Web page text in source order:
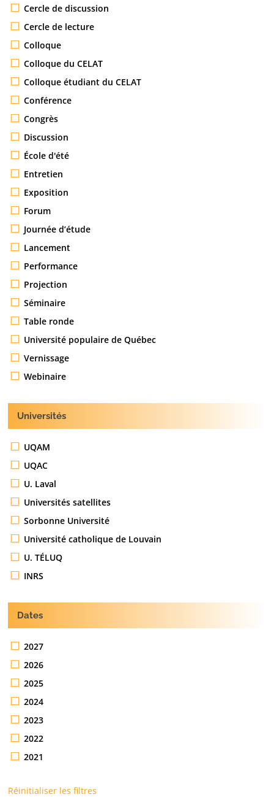
Cercle de discussion
Cercle de lecture
Colloque
Colloque du CELAT
Colloque étudiant du CELAT
Conférence
Congrès
Discussion
École d'été
Entretien
Exposition
Forum
Journée d’étude
Lancement
Performance
Projection
Séminaire
Table ronde
Université populaire de Québec
Vernissage
Webinaire
Universités
UQAM
UQAC
U. Laval
Universités satellites
Sorbonne Université
Université catholique de Louvain
U. TÉLUQ
INRS
Dates
2027
2026
2025
2024
2023
2022
2021
Réinitialiser les filtres